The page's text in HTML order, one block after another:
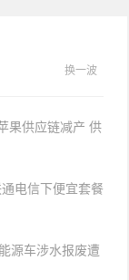
换一波
果供应链减产 供
电信下便宜套餐
源车涉水报废遭